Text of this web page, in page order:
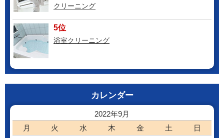
クリーニング
5位
浴室クリーニング
カレンダー
2022年9月
月
火 水 木 金 土 日